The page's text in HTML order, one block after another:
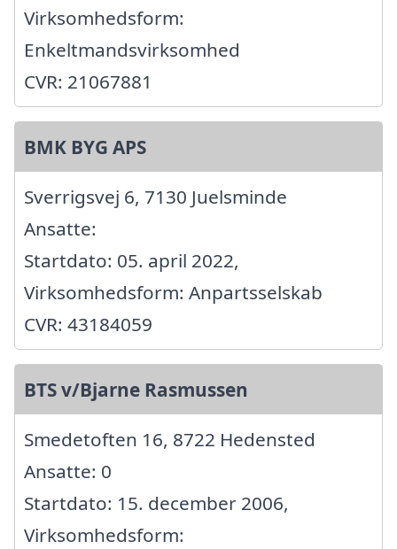
Virksomhedsform:
Enkeltmandsvirksomhed
CVR: 21067881
BMK BYG APS
Sverrigsvej 6, 7130 Juelsminde
Ansatte:
Startdato: 05. april 2022,
Virksomhedsform: Anpartsselskab
CVR: 43184059
BTS v/Bjarne Rasmussen
Smedetoften 16, 8722 Hedensted
Ansatte: 0
Startdato: 15. december 2006,
Virksomhedsform: